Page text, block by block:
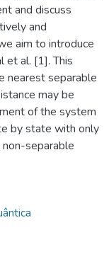
and discuss
and
aim to introduce
et al. [1]. This
nearest separable
may be
of the system
by state with only
separable